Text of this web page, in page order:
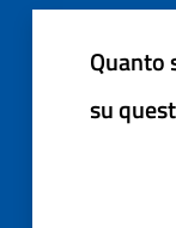
Quanto
su